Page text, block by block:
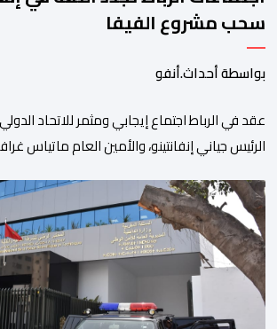
سحب مشروع الفيفا
بواسطة أحداث.أنفو
عقد في الرباط اجتماع إيجابي ومثمر للاتحاد
الرئيس جياني إنفانتينو، والأمين العام ماتياس
العمل الداخلي. ​وشهد اللقاء تجديد الثقة المتبادلة
للاتحاد، حيث أكد المجتمعون دعمهم الكامل للرئيس
المسؤول الوحيد المباشر والمنتخب من قِبل 211 اتحادا […]